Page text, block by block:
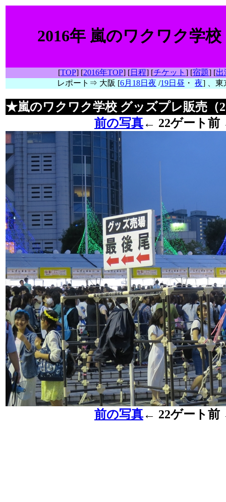
2016年 嵐のワクワク学
[TOP] [2016年TOP] [日程] [チケット ] [宿題] [出
レポート⇒ 大阪 [6月18日夜 /19日昼 ・ 夜] 、東
★嵐のワクワク学校 グッズプレ販売（
前の写真← 22ゲート前
前の写真← 22ゲート前